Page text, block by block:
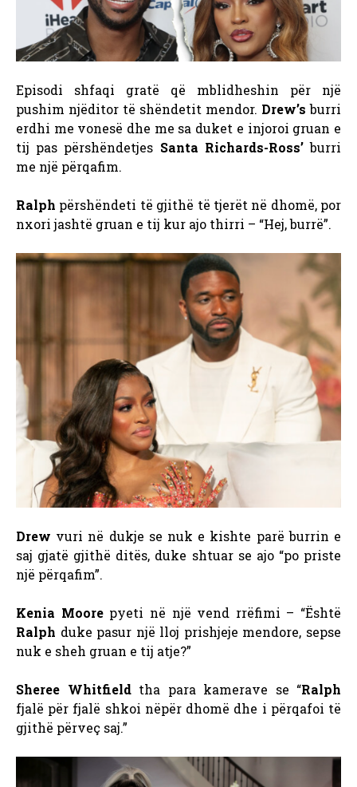
Episodi shfaqi gratë që mblidheshin për një
pushim njëditor të shëndetit mendor. Drew’s burri
erdhi me vonesë dhe me sa duket e injoroi gruan e
tij pas përshëndetjes Santa Richards-Ross’burri
me një përqafim.
Ralph përshëndeti të gjithë të tjerët në dhomë, por
nxori jashtë gruan e tij kur ajo thirri – “Hej, burrë”.
Drew vuri në dukje se nuk e kishte parë burrin e
saj gjatë gjithë ditës, duke shtuar se ajo “po priste
një përqafim”.
Kenia Moore pyeti në një vend rrëfimi – “Është
Ralph duke pasur një lloj prishjeje mendore, sepse
nuk e sheh gruan e tij atje?”
Sheree Whitfieldtha para kamerave se “Ralph
fjalë për fjalë shkoi nëpër dhomë dhe i përqafoi të
gjithë përveç saj.”